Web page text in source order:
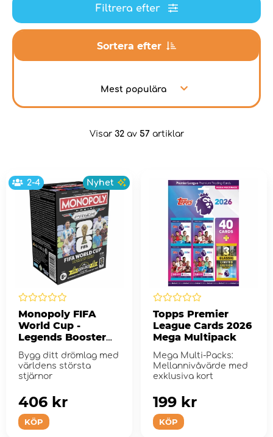
Filtrera efter
Sortera efter
Mest populära
Visar 32av 57 artiklar
2-4 Nyhet
Monopoly FIFA
World Cup -
Legends Booster
Pack
Bygg ditt drömlag med
världens största
stjärnor
KÖP
406 kr
Topps Premier
League Cards 2026
Mega Multipack
Mega Multi-Packs:
Mellannivåvärde med
exklusiva kort
KÖP
199 kr